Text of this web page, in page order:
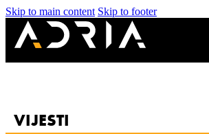
Skip to main content Skip to footer
VIJESTI